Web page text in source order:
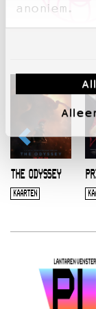
anoniem.
THE ODYSSEY
KAARTEN